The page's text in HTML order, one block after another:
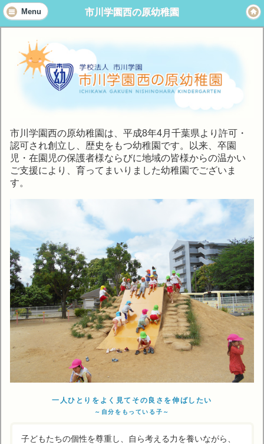
Menu 市川学園西の原幼稚園
市川学園西の原幼稚園は、平成8年4月千葉県より許可・
認可され創立し、歴史をもつ幼稚園です。以来、卒園
児・在園児の保護者様ならびに地域の皆様からの温かい
ご支援により、育ってまいりました幼稚園でございま
す。
一人ひとりをよく見てその良さを伸ばしたい
～自分をもっている子～
子どもたちの個性を尊重し、自ら考える力を養いながら、